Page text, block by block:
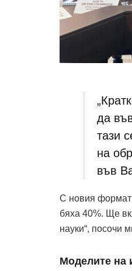
да
тази
на
във
С новия формат
бяха 40%. Ще
науки“, посочи
Моделите на